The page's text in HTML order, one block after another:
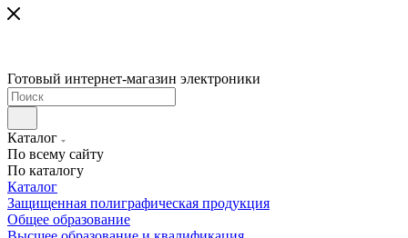
Готовый интернет-магазин электроники
Каталог
По всему сайту
По каталогу
Каталог
Защищенная полиграфическая продукция
Общее образование